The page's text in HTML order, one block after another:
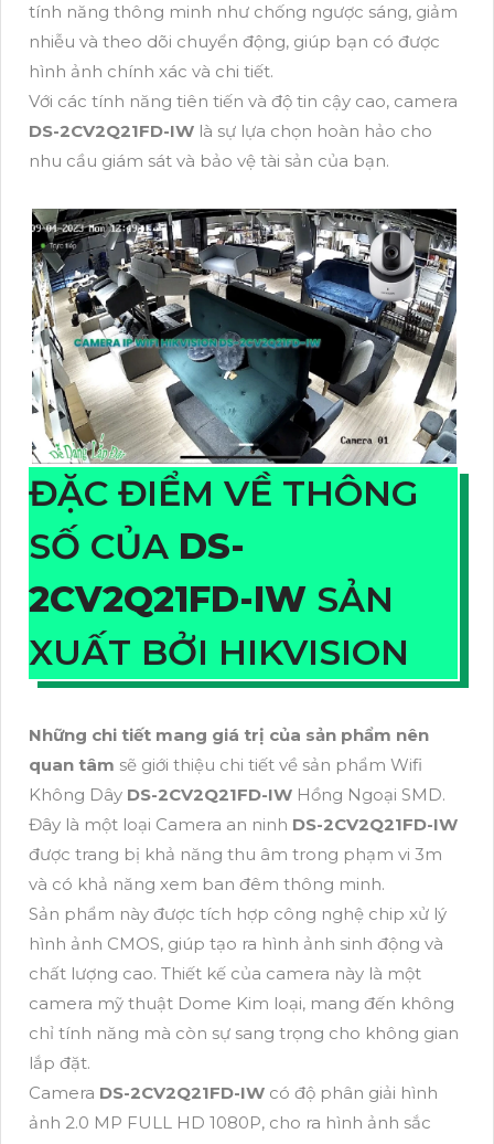
tính năng thông minh như chống ngược sáng, giảm
nhiễu và theo dõi chuyển động, giúp bạn có được
hình ảnh chính xác và chi tiết.
Với các tính năng tiên tiến và độ tin cậy cao, camera
DS-2CV2Q21FD-IW là sự lựa chọn hoàn hảo cho
nhu cầu giám sát và bảo vệ tài sản của bạn.
ĐẶC ĐIỂM VỀ THÔNG
SỐ CỦA DS-
2CV2Q21FD-IW SẢN
XUẤT BỞI HIKVISION
Những chi tiết mang giá trị của sản phẩm nên
quan tâm sẽ giới thiệu chi tiết về sản phẩm Wifi
Không Dây DS-2CV2Q21FD-IW Hồng Ngoại SMD.
Đây là một loại Camera an ninh DS-2CV2Q21FD-IW
được trang bị khả năng thu âm trong phạm vi 3m
và có khả năng xem ban đêm thông minh.
Sản phẩm này được tích hợp công nghệ chip xử lý
hình ảnh CMOS, giúp tạo ra hình ảnh sinh động và
chất lượng cao. Thiết kế của camera này là một
camera mỹ thuật Dome Kim loại, mang đến không
chỉ tính năng mà còn sự sang trọng cho không gian
lắp đặt.
Camera DS-2CV2Q21FD-IW có độ phân giải hình
ảnh 2.0 MP FULL HD 1080P, cho ra hình ảnh sắc